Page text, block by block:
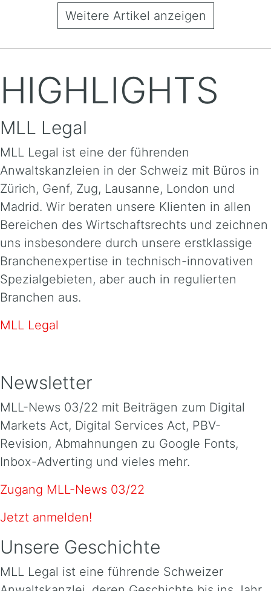
Weitere Artikel anzeigen
HIGHLIGHTS
MLL Legal
MLL Legal ist eine der führenden
Anwaltskanzleien in der Schweiz mit Büros in
Zürich, Genf, Zug, Lausanne, London und
Madrid. Wir beraten unsere Klienten in allen
Bereichen des Wirtschaftsrechts und zeichnen
uns insbesondere durch unsere erstklassige
Branchenexpertise in technisch-innovativen
Spezialgebieten, aber auch in regulierten
Branchen aus.
MLL Legal
Newsletter
MLL-News 03/22 mit Beiträgen zum Digital
Markets Act, Digital Services Act, PBV-
Revision, Abmahnungen zu Google Fonts,
Inbox-Adverting und vieles mehr.
Zugang MLL-News 03/22
Jetzt anmelden!
Unsere Geschichte
MLL Legal ist eine führende Schweizer